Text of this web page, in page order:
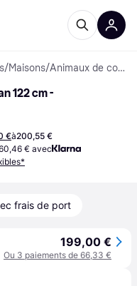
/Maisons/ Animaux de compagnie
122 cm -
€à200,55 €
€ avec
frais de port
199,00 €
Ou 3 paiements de 66,33 €